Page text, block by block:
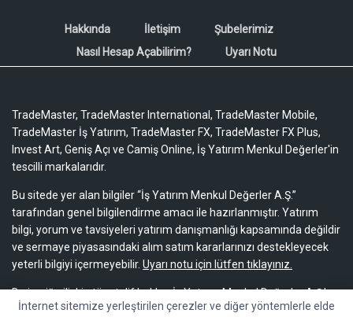
Hakkında İletişim
Şubelerimiz
Nasıl Hesap Açabilirim?
Uyarı Notu
TradeMaster, TradeMaster International, TradeMaster Mobile,
TradeMaster İş Yatırım, TradeMaster FX, TradeMaster FX Plus,
Invest Art, Geniş Açı ve Camiş Online, İş Yatırım Menkul Değerler'in
tescilli markalarıdır.
Bu sitede yer alan bilgiler “İş Yatırım Menkul Değerler A.Ş.”
tarafından genel bilgilendirme amacı ile hazırlanmıştır. Yatırım
bilgi, yorum ve tavsiyeleri yatırım danışmanlığı kapsamında değildir
ve sermaye piyasasındaki alım satım kararlarınızı destekleyecek
yeterli bilgiyi içermeyebilir. Uyarı notu için lütfen tıklayınız.
Bu içeriğe ilişkin tüm telif hakları İş Yatırım Menkul Değerler A.Ş.’ye
aittir. Bu içerik, açık iznimiz olmaksızın başkaları tarafından
İnternet sitemize yerleştirilen çerezler ve diğer yöntemlerle elde